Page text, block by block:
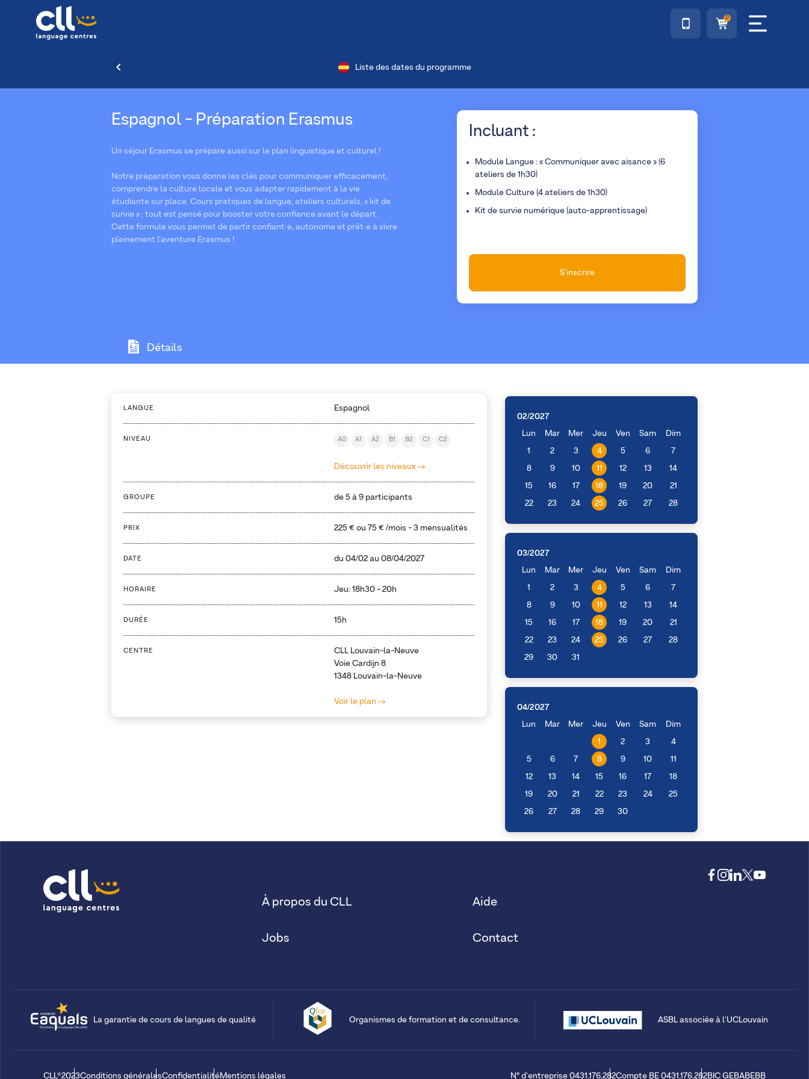
0
Liste des dates du programme
Espagnol - Préparation Erasmus
Un séjour Erasmus se prépare aussi sur le plan linguistique et culturel !
Notre préparation vous donne les clés pour communiquer efficacement,
comprendre la culture locale et vous adapter rapidement à la vie
étudiante sur place. Cours pratiques de langue, ateliers culturels, « kit de
survie » : tout est pensé pour booster votre confiance avant le départ.
Cette formule vous permet de partir confiant·e, autonome et prêt·e à vivre
pleinement l’aventure Erasmus !
Incluant :
Module Langue : « Communiquer avec aisance » (6
ateliers de 1h30)
Module Culture (4 ateliers de 1h30)
Kit de survie numérique (auto-apprentissage)
S'inscrire
Détails
LANGUE Espagnol
NIVEAU A0 A1 A2 B1 B2 C1 C2
Découvrir les niveaux
GROUPE de 5 à 9 participants
PRIX 225 € ou 75 € /mois - 3 mensualités
DATE du04/02 au08/04/2027
02/2027
Lun
Mar Mer Jeu Ven Sam Dim
1 2 3 4 5 6 7
8 9 10 11 12 13 14
15 16 17 18 19 20 21
22 23 24 25 26 27 28
03/2027
Lun
Mar Mer Jeu Ven Sam Dim
1 2 3 4 5 6 7
8 9 10 11 12 13 14
15 16 17 18 19 20 21
22 23 24 25 26 27 28
29 30 31
04/2027
Lun
Mar Mer Jeu Ven Sam Dim
1 2 3 4
5 6 7 8 9 10 11
12 13 14 15 16 17 18
19 20 21 22 23 24 25
26 27 28 29 30
HORAIRE Jeu: 18h30 - 20h
DURÉE 15h
CENTRE
CLL Louvain-la-Neuve
Voie Cardijn 8
1348 Louvain-la-Neuve
Voir le plan
À propos du CLL
Jobs
Aide
Contact
La garantie de cours de langues de qualité Organismes de formation et de consultance. ASBL associée à l'UCLouvain
CLL®2023Conditions généralesConfidentialitéMentions légales N° d'entreprise 0431.176.282Compte BE 0431.176.282BIC GEBABEBB